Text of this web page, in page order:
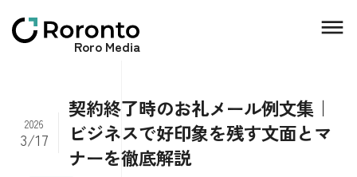
Roro Media
契約終了時のお礼メール例文集｜
ビジネスで好印象を残す文面とマ
ナーを徹底解説
2026
3/17